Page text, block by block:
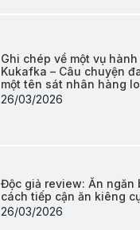
Ghi chép về một vụ
Kukafka – Câu chuyện
một tên sát nhân hàng
26/03/2026
Độc giả review: Ăn ngăn
cách tiếp cận ăn kiêng
26/03/2026